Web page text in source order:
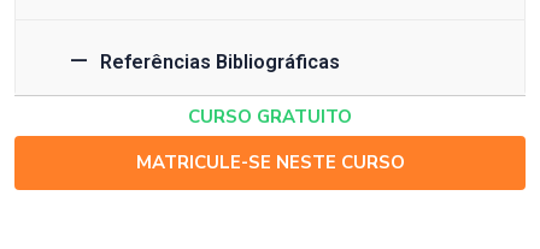
Referências Bibliográficas
CURSO GRATUITO
MATRICULE-SE NESTE CURSO